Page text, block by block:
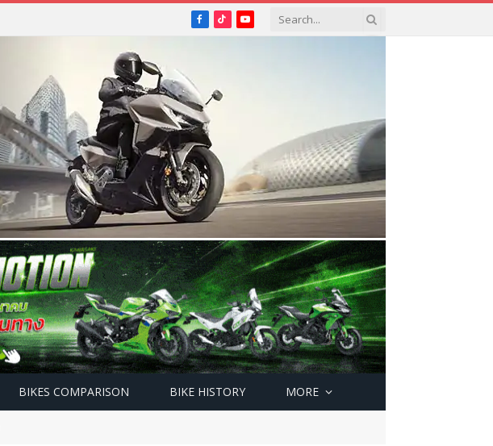
Facebook
TikTokYouTube
BIKES COMPARISON BIKE HISTORY MORE